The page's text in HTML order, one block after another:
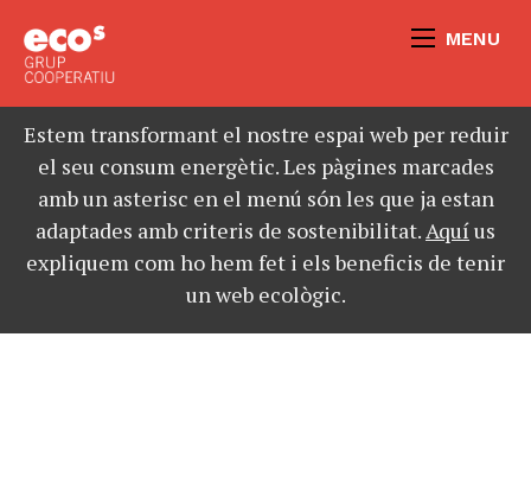
MENU
Estem transformant el nostre espai web per reduir
el seu consum energètic. Les pàgines marcades
amb un asterisc en el menú són les que ja estan
adaptades amb criteris de sostenibilitat.Aquíus
expliquem com ho hem fet i els beneficis de tenir
un web ecològic.